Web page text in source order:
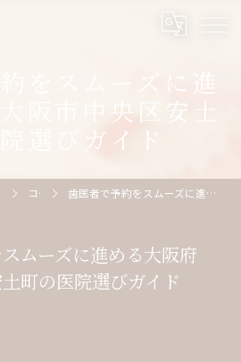
をスムーズに進
阪市中央区安土
選びガイド
コラム 歯医者で予約をスムーズに進める大阪府大阪市中央区安土町の医院選びガイド
ムーズに進める大阪府
町の医院選びガイド